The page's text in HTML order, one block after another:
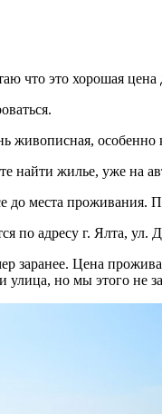
что это хорошая цена
живописная,
найти жилье, уже на
до места
по адресу г. Ялта, ул.
заранее. Цена
но мы этого не